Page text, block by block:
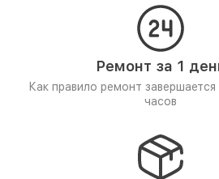
Ремонт за 1
Как правило ремонт завершается
часов